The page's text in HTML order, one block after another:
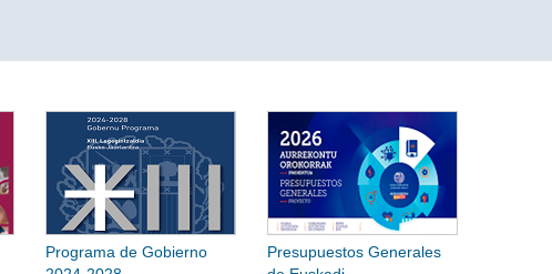
Programa de Gobierno
Presupuestos Generales